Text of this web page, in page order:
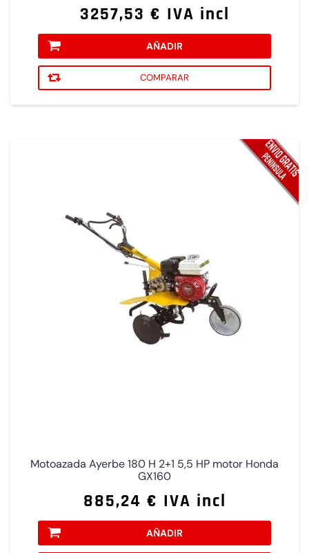
3257,53 € IVA incl
AÑADIR
COMPARAR
Motoazada Ayerbe 180 H 2+1 5,5 HP motor Honda
GX160
885,24 € IVA incl
AÑADIR